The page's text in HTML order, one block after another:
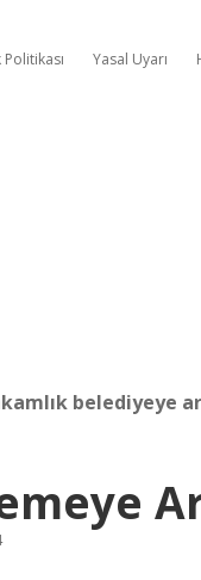
Yasal Uyarı
belediyeye